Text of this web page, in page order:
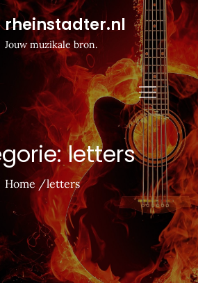
rheinstadter.nl
Jouw muzikale bron.
letters
Home letters